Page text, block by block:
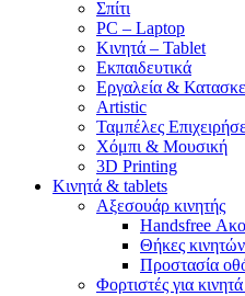
Σπίτι
PC – Laptop
Κινητά – Tablet
Εκπαιδευτικά
Εργαλεία &
Artistic
Ταμπέλες
Χόμπι & Μουσική
3D Printing
Κινητά & tablets
Αξεσουάρ κινητής
Handsfree
Θήκες
Προστασία
Φορτιστές για